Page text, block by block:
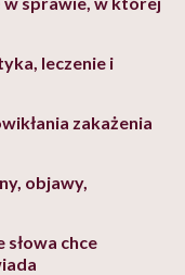
leczenie i
zakażenia
objawy,
słowa chce